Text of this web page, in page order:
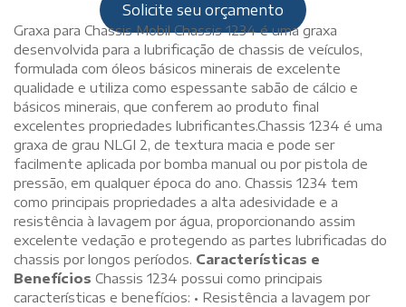
Solicite seu orçamento
Graxa para Chassis Mobil Chassis 1234 é uma graxa
desenvolvida para a lubrificação de chassis de veículos,
formulada com óleos básicos minerais de excelente
qualidade e utiliza como espessante sabão de cálcio e
básicos minerais, que conferem ao produto final
excelentes propriedades lubrificantes.Chassis 1234 é uma
graxa de grau NLGI 2, de textura macia e pode ser
facilmente aplicada por bomba manual ou por pistola de
pressão, em qualquer época do ano. Chassis 1234 tem
como principais propriedades a alta adesividade e a
resistência à lavagem por água, proporcionando assim
excelente vedação e protegendo as partes lubrificadas do
chassis por longos períodos. Características e
Benefícios Chassis 1234 possui como principais
características e benefícios: • Resistência a lavagem por